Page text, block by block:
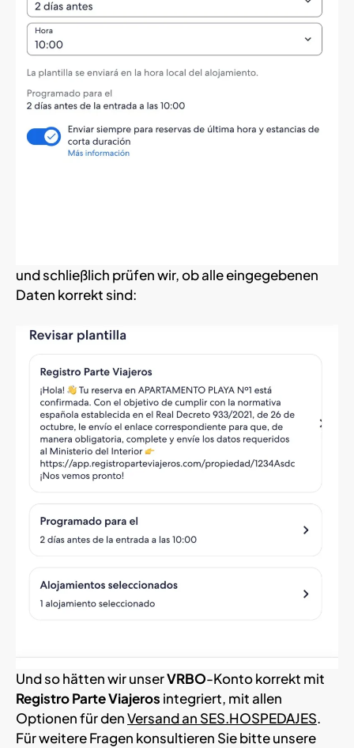
und schließlich prüfen wir, ob alle eingegebenen
Daten korrekt sind:
Und so hätten wir unserVRBO-Konto korrekt mit
Registro Parte Viajeros integriert, mit allen
Optionen für denVersand an SES.HOSPEDAJES.
Für weitere Fragen konsultieren Sie bitte unsere